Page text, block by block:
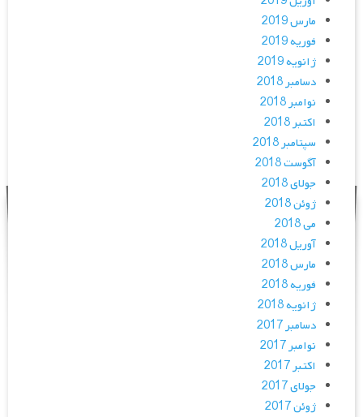
مارس 2019
فوریه 2019
ژانویه 2019
دسامبر 2018
نوامبر 2018
اکتبر 2018
سپتامبر 2018
آگوست 2018
جولای 2018
ژوئن 2018
می 2018
آوریل 2018
مارس 2018
فوریه 2018
ژانویه 2018
دسامبر 2017
نوامبر 2017
اکتبر 2017
جولای 2017
ژوئن 2017